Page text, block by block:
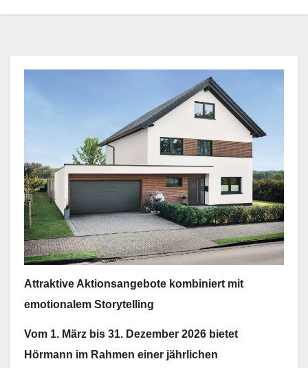
Attraktive Aktionsangebote kombiniert mit
emotionalem Storytelling
Vom 1. März bis 31. Dezember 2026 bietet
Hörmann im Rahmen einer jährlichen